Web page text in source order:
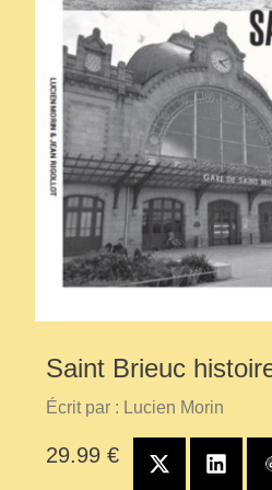
Saint Brieuc
tome 3
Écrit par : Lucien Morin
29.99 €